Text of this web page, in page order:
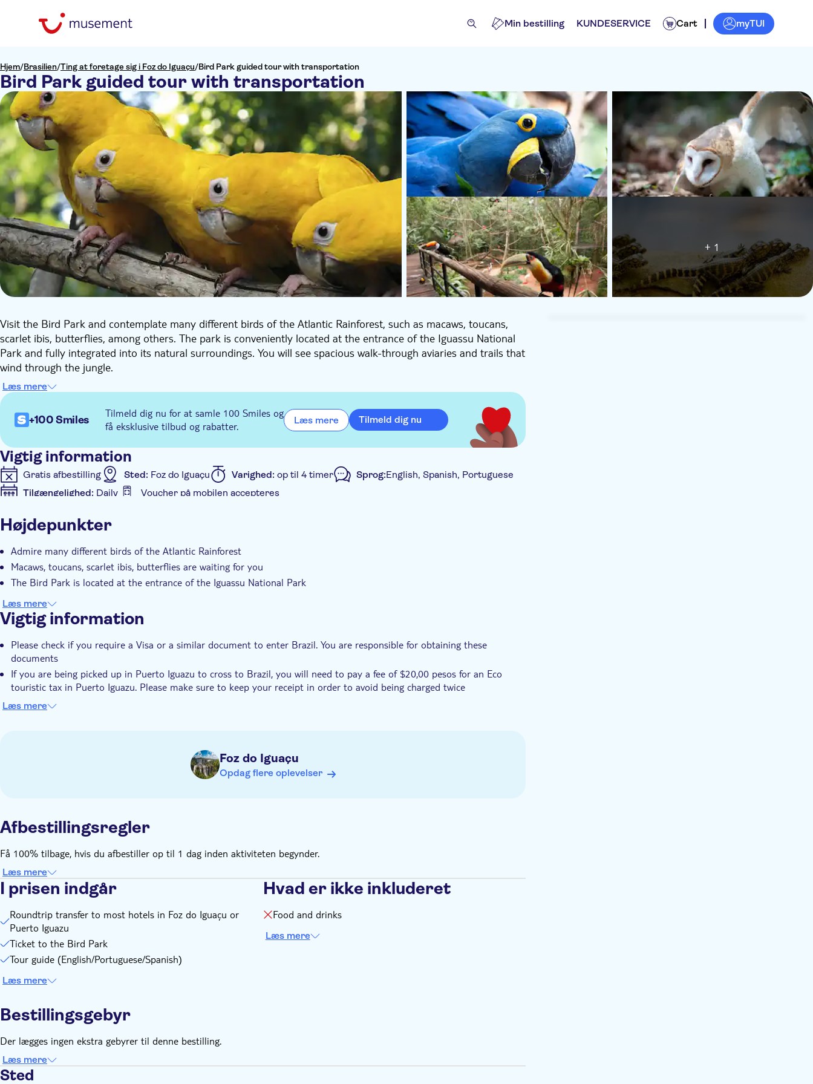
Min bestilling KUNDESERVICE Cart myTUI
Hjem/Brasilien/Ting at foretage sig i Foz do Iguaçu/Bird Park guided tour with transportation
Bird Park guided tour with transportation
+ 1
Visit the Bird Park and contemplate many different birds of the Atlantic Rainforest, such as macaws, toucans,
scarlet ibis, butterflies, among others. The park is conveniently located at the entrance of the Iguassu National
Park and fully integrated into its natural surroundings. You will see spacious walk-through aviaries and trails that
wind through the jungle.
Læs mere
+100 Smiles
Tilmeld dig nu for at samle 100 Smiles og
få eksklusive tilbud og rabatter.
Læs mere Tilmeld dig nu
Vigtig information
Gratis afbestilling Sted: Foz do Iguaçu Varighed: op til 4 timer Sprog:English, Spanish, Portuguese
Tilgængelighed: Daily Voucher på mobilen accepteres
Øjeblikkelig bekræftelse
Højdepunkter
Admire many different birds of the Atlantic Rainforest
Macaws, toucans, scarlet ibis, butterflies are waiting for you
The Bird Park is located at the entrance of the Iguassu National Park
Læs mere
Vigtig information
Please check if you require a Visa or a similar document to enter Brazil. You are responsible for obtaining these
documents
If you are being picked up in Puerto Iguazu to cross to Brazil, you will need to pay a fee of $20,00 pesos for an Eco
touristic tax in Puerto Iguazu. Please make sure to keep your receipt in order to avoid being charged twice
Please contact the local operator at least 48 hours before your tour date to arrange the hotel pick-up. You will find their
Læs mere
Foz do Iguaçu
Opdag flere oplevelser
Afbestillingsregler
Få 100% tilbage, hvis du afbestiller op til 1 dag inden aktiviteten begynder.
Læs mere
I prisen indgår
Roundtrip transfer to most hotels in Foz do Iguaçu or
Puerto Iguazu
Ticket to the Bird Park
Tour guide (English/Portuguese/Spanish)
Læs mere
Hvad er ikke inkluderet
Food and drinks
Læs mere
Bestillingsgebyr
Der lægges ingen ekstra gebyrer til denne bestilling.
Læs mere
Sted